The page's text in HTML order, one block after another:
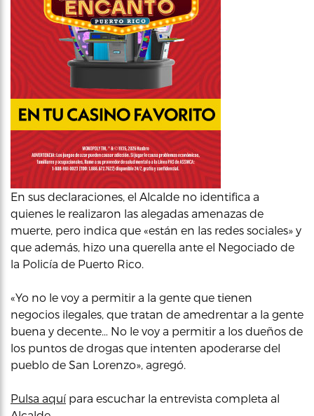
En sus declaraciones, el Alcalde no identifica a
quienes le realizaron las alegadas amenazas de
muerte, pero indica que «están en las redes sociales» y
que además, hizo una querella ante el Negociado de
la Policía de Puerto Rico.
«Yo no le voy a permitir a la gente que tienen
negocios ilegales, que tratan de amedrentar a la gente
buena y decente… No le voy a permitir a los dueños de
los puntos de drogas que intenten apoderarse del
pueblo de San Lorenzo», agregó.
Pulsa aquípara escuchar la entrevista completa al